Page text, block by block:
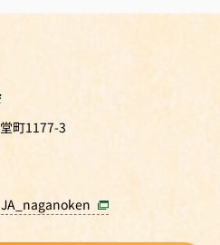
町1177-3
JA_naganoken